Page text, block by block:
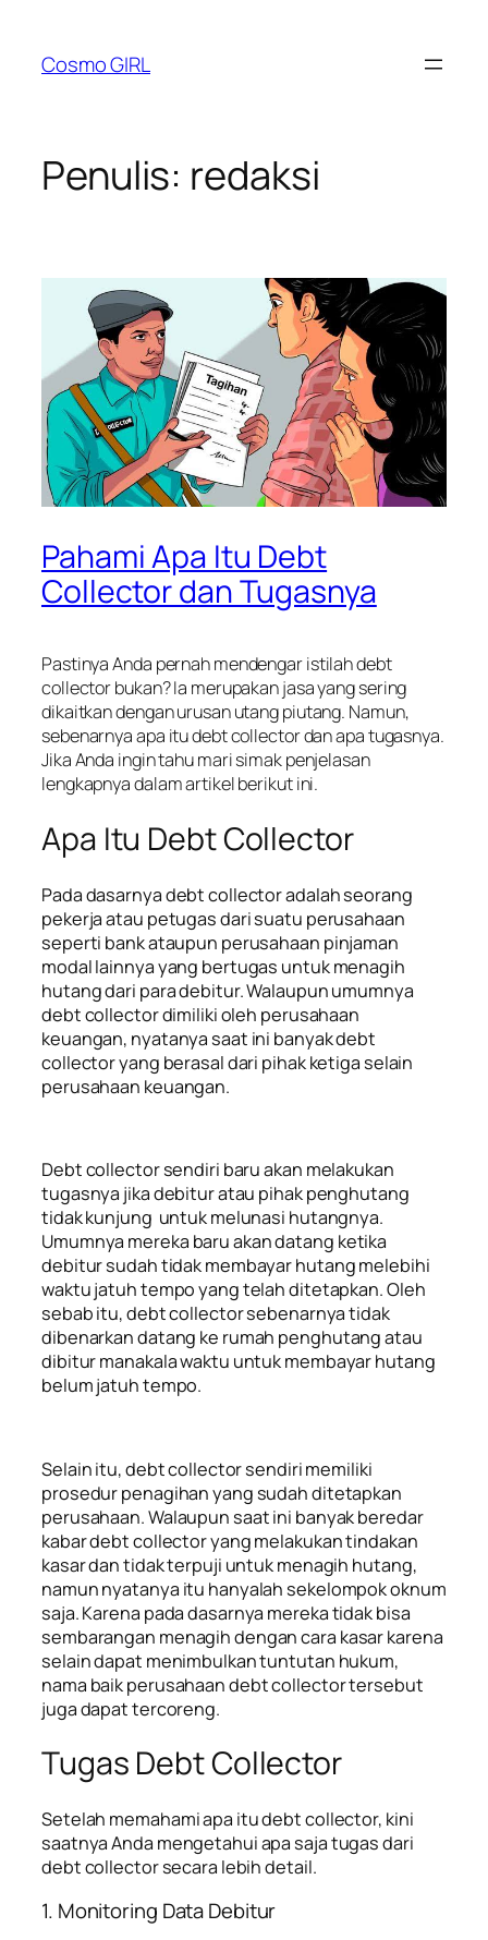
konten
Cosmo GIRL
Penulis: redaksi
Pahami Apa Itu Debt
Collector dan Tugasnya
Pastinya Anda pernah mendengar istilah debt
collector bukan? Ia merupakan jasa yang sering
dikaitkan dengan urusan utang piutang. Namun,
sebenarnya apa itu debt collector dan apa tugasnya.
Jika Anda ingin tahu mari simak penjelasan
lengkapnya dalam artikel berikut ini.
Apa Itu Debt Collector
Pada dasarnya debt collector adalah seorang
pekerja atau petugas dari suatu perusahaan
seperti bank ataupun perusahaan pinjaman
modal lainnya yang bertugas untuk menagih
hutang dari para debitur. Walaupun umumnya
debt collector dimiliki oleh perusahaan
keuangan, nyatanya saat ini banyak debt
collector yang berasal dari pihak ketiga selain
perusahaan keuangan.
Debt collector sendiri baru akan melakukan
tugasnya jika debitur atau pihak penghutang
tidak kunjung untuk melunasi hutangnya.
Umumnya mereka baru akan datang ketika
debitur sudah tidak membayar hutang melebihi
waktu jatuh tempo yang telah ditetapkan. Oleh
sebab itu, debt collector sebenarnya tidak
dibenarkan datang ke rumah penghutang atau
dibitur manakala waktu untuk membayar hutang
belum jatuh tempo.
Selain itu, debt collector sendiri memiliki
prosedur penagihan yang sudah ditetapkan
perusahaan. Walaupun saat ini banyak beredar
kabar debt collector yang melakukan tindakan
kasar dan tidak terpuji untuk menagih hutang,
namun nyatanya itu hanyalah sekelompok oknum
saja. Karena pada dasarnya mereka tidak bisa
sembarangan menagih dengan cara kasar karena
selain dapat menimbulkan tuntutan hukum,
nama baik perusahaan debt collector tersebut
juga dapat tercoreng.
Tugas Debt Collector
Setelah memahami apa itu debt collector, kini
saatnya Anda mengetahui apa saja tugas dari
debt collector secara lebih detail.
1. Monitoring Data Debitur